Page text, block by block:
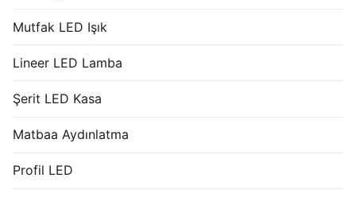
Mutfak LED Işık
Lineer LED Lamba
Şerit LED Kasa
Matbaa Aydınlatma
Profil LED